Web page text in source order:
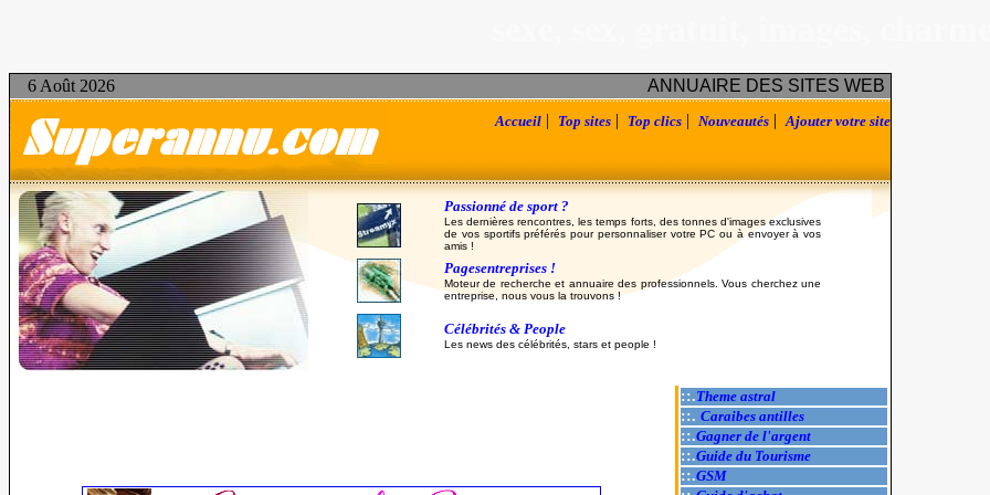
6 Août 2026 ANNUAIRE DES SITES WEB
Accueil | Top sites | Top clics | Nouveautés |Ajouter votre site
Passionné de sport ?
Les dernières rencontres, les temps forts, des tonnes d'images exclusives
de vos sportifs préférés pour personnaliser votre PC ou à envoyer à vos
amis !
Pagesentreprises !
Moteur de recherche et annuaire des professionnels. Vous cherchez une
entreprise, nous vous la trouvons !
Célébrités & People
Les news des célébrités, stars et people !
::.Theme astral
::. Caraibes antilles
::.Gagner de l'argent
::.Guide du Tourisme
::.GSM